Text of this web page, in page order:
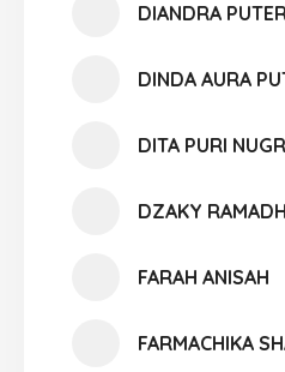
DIANDRA
DINDA AURA
DITA PURI
DZAKY
FARAH ANISAH
FARMACHIKA